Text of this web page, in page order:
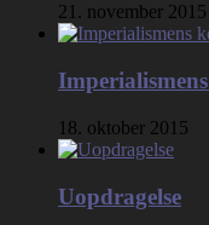
21. november 2015
18. oktober 2015
Uopdragelse